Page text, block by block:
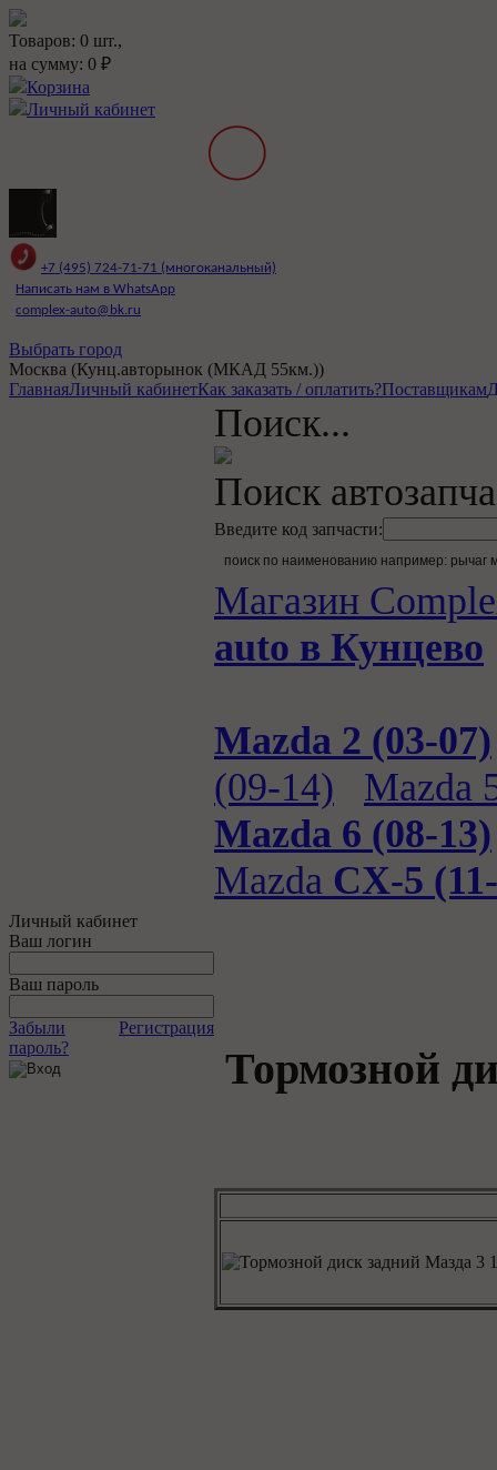
Товаров: 0 шт.,
на сумму: 0 ₽
Корзина
Личный кабинет
+7 (495) 724-71-71 (многоканальный)
Написать нам в WhatsApp
complex-auto@bk.ru
Выбрать город
Москва (Кунц.авторынок (МКАД 55км.))
ГлавнаяЛичный кабинетКак заказать / оплатить?Поставщикам
Личный кабинет
Ваш логин
Ваш пароль
Забыли
пароль?
Регистрация
Поиск...
Поиск
Введите код запчасти:
Магазин
auto в Кунцево
Mazda 2 (03-07)
(09-14)
Mazda
Mazda 6 (08-13)
Mazda CX-5
Тормозной